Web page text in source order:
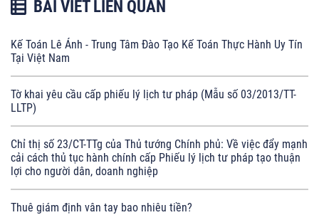
BÀI VIẾT LIÊN QUAN
Kế Toán Lê Ánh - Trung Tâm Đào Tạo Kế Toán Thực Hành Uy Tín
Tại Việt Nam
Tờ khai yêu cầu cấp phiếu lý lịch tư pháp (Mẫu số 03/2013/TT-
LLTP)
Chỉ thị số 23/CT-TTg của Thủ tướng Chính phủ: Về việc đẩy mạnh
cải cách thủ tục hành chính cấp Phiếu lý lịch tư pháp tạo thuận
lợi cho người dân, doanh nghiệp
Thuê giám định vân tay bao nhiêu tiền?